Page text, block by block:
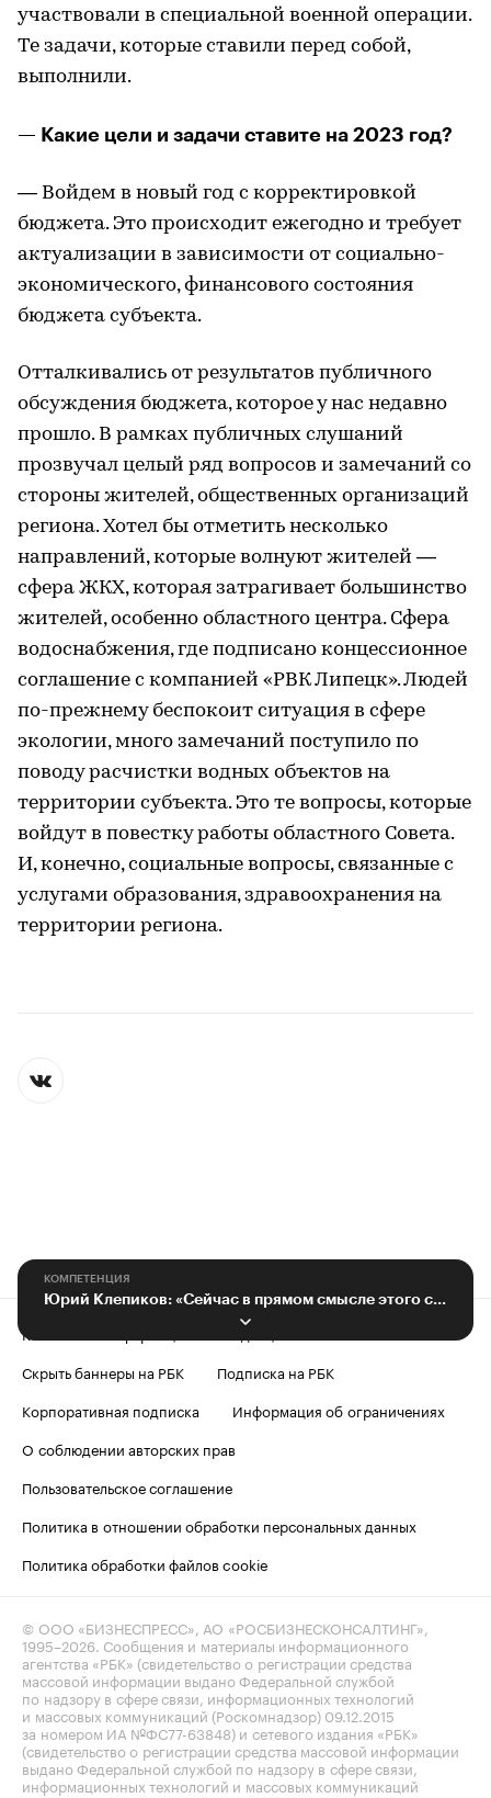
участвовали в специальной военной операции.
Те задачи, которые ставили перед собой,
выполнили.
— Какие цели и задачи ставите на 2023 год?
— Войдем в новый год с корректировкой
бюджета. Это происходит ежегодно и требует
актуализации в зависимости от социально-
экономического, финансового состояния
бюджета субъекта.
Отталкивались от результатов публичного
обсуждения бюджета, которое у нас недавно
прошло. В рамках публичных слушаний
прозвучал целый ряд вопросов и замечаний со
стороны жителей, общественных организаций
региона. Хотел бы отметить несколько
направлений, которые волнуют жителей —
сфера ЖКХ, которая затрагивает большинство
жителей, особенно областного центра. Сфера
водоснабжения, где подписано концессионное
соглашение с компанией «РВК Липецк». Людей
по-прежнему беспокоит ситуация в сфере
экологии, много замечаний поступило по
поводу расчистки водных объектов на
территории субъекта. Это те вопросы, которые
войдут в повестку работы областного Совета.
И, конечно, социальные вопросы, связанные с
услугами образования, здравоохранения на
территории региона.
КОМПЕТЕНЦИЯ
Контактная информация
Редакция
Скрыть баннеры на РБК
Подписка на РБК
Корпоративная подписка
Информация об ограничениях
О соблюдении авторских прав
Пользовательское соглашение
Политика в отношении обработки персональных данных
Политика обработки файлов cookie
© ООО «БИЗНЕСПРЕСС», АО «РОСБИЗНЕСКОНСАЛТИНГ»,
1995–2026 . Сообщения и материалы информационного
агентства «РБК» (свидетельство о регистрации средства
массовой информации выдано Федеральной службой
по надзору в сфере связи, информационных технологий
и массовых коммуникаций (Роскомнадзор) 09.12.2015
за номером ИА №ФС77-63848) и сетевого издания «РБК»
(свидетельство о регистрации средства массовой информации
выдано Федеральной службой по надзору в сфере связи,
информационных технологий и массовых коммуникаций